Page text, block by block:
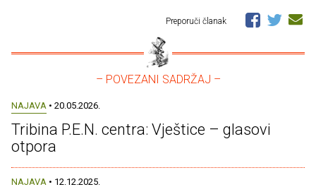
Preporuči članak
– POVEZANI SADRŽAJ –
NAJAVA • 20.05.2026.
Tribina P.E.N. centra: Vještice – glasovi
otpora
NAJAVA • 12.12.2025.